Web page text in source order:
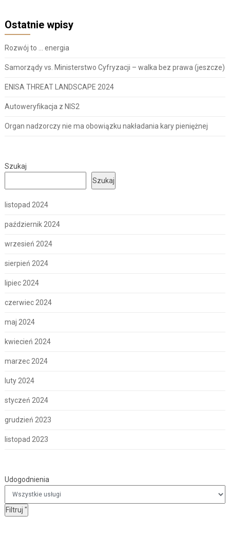
Ostatnie wpisy
Rozwój to … energia
Samorządy vs. Ministerstwo Cyfryzacji – walka bez prawa (jeszcze)
ENISA THREAT LANDSCAPE 2024
Autoweryfikacja z NIS2
Organ nadzorczy nie ma obowiązku nakładania kary pieniężnej
Szukaj
Szukaj
listopad 2024
październik 2024
wrzesień 2024
sierpień 2024
lipiec 2024
czerwiec 2024
maj 2024
kwiecień 2024
marzec 2024
luty 2024
styczeń 2024
grudzień 2023
listopad 2023
Udogodnienia
Filtruj Udogodnienia
"